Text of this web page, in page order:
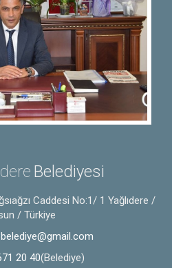
Belediyesi
Caddesi No:1/ 1 Yağlıdere /
/ Türkiye
20 40(Belediye)